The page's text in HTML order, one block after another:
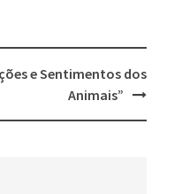
e Sentimentos dos
Animais”